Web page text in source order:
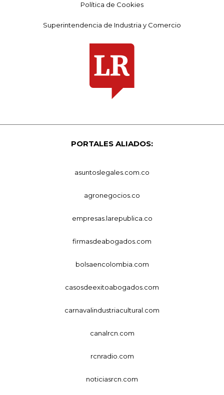
Política de Cookies
Superintendencia de Industria y Comercio
PORTALES ALIADOS:
asuntoslegales.com.co
agronegocios.co
empresas.larepublica.co
firmasdeabogados.com
bolsaencolombia.com
casosdeexitoabogados.com
carnavalindustriacultural.com
canalrcn.com
rcnradio.com
noticiasrcn.com